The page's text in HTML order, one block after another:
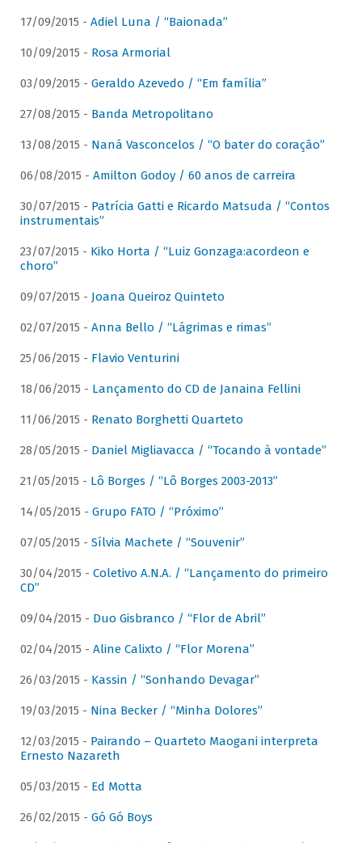
17/09/2015 - Adiel Luna / “Baionada”
10/09/2015 - Rosa Armorial
03/09/2015 - Geraldo Azevedo / “Em família”
27/08/2015 - Banda Metropolitano
13/08/2015 - Naná Vasconcelos / “O bater do coração”
06/08/2015 - Amilton Godoy / 60 anos de carreira
30/07/2015 - Patrícia Gatti e Ricardo Matsuda / “Contos
instrumentais”
23/07/2015 - Kiko Horta / “Luiz Gonzaga:acordeon e
choro”
09/07/2015 - Joana Queiroz Quinteto
02/07/2015 - Anna Bello / “Lágrimas e rimas”
25/06/2015 - Flavio Venturini
18/06/2015 - Lançamento do CD de Janaina Fellini
11/06/2015 - Renato Borghetti Quarteto
28/05/2015 - Daniel Migliavacca / “Tocando à vontade”
21/05/2015 - Lô Borges / “Lô Borges 2003-2013”
14/05/2015 - Grupo FATO / “Próximo”
07/05/2015 - Sílvia Machete / “Souvenir”
30/04/2015 - Coletivo A.N.A. / “Lançamento do primeiro
CD”
09/04/2015 - Duo Gisbranco / “Flor de Abril”
02/04/2015 - Aline Calixto / “Flor Morena”
26/03/2015 - Kassin / “Sonhando Devagar”
19/03/2015 - Nina Becker / “Minha Dolores”
12/03/2015 - Pairando – Quarteto Maogani interpreta
Ernesto Nazareth
05/03/2015 - Ed Motta
26/02/2015 - Gó Gó Boys